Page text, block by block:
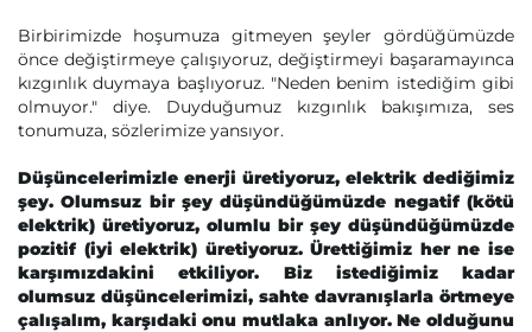
Birbirimizde hoşumuza gitmeyen şeyler gördüğümüzde
önce değiştirmeye çalışıyoruz, değiştirmeyi başaramayınca
kızgınlık duymaya başlıyoruz. "Neden benim istediğim gibi
olmuyor." diye. Duyduğumuz kızgınlık bakışımıza, ses
tonumuza, sözlerimize yansıyor.
Düşüncelerimizle enerji üretiyoruz, elektrik dediğimiz
şey. Olumsuz bir şey düşündüğümüzde negatif (kötü
elektrik) üretiyoruz, olumlu bir şey düşündüğümüzde
pozitif (iyi elektrik) üretiyoruz. Ürettiğimiz her ne ise
karşımızdakini etkiliyor. Biz istediğimiz kadar
olumsuz düşüncelerimizi, sahte davranışlarla örtmeye
çalışalım, karşıdaki onu mutlaka anlıyor. Ne olduğunu